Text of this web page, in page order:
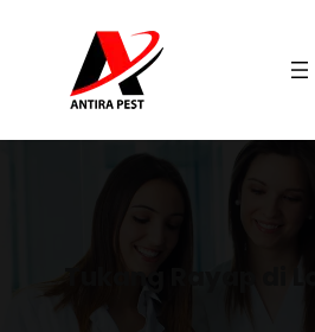
Tukang Rayap di